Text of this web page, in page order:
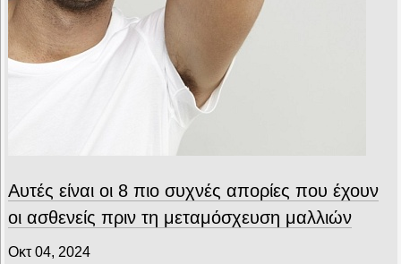
Αυτές είναι οι 8 πιο συχνές απορίες που έχουν
οι ασθενείς πριν τη μεταμόσχευση μαλλιών
Οκτ 04, 2024